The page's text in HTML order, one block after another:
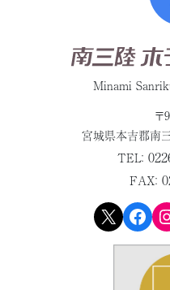
Minami
〒
宮城県本吉郡南
TEL：
FAX：
X Facebook